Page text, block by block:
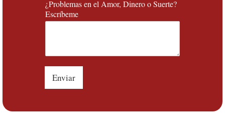
¿Problemas en el Amor, Dinero o Suerte?
Escríbeme
Enviar